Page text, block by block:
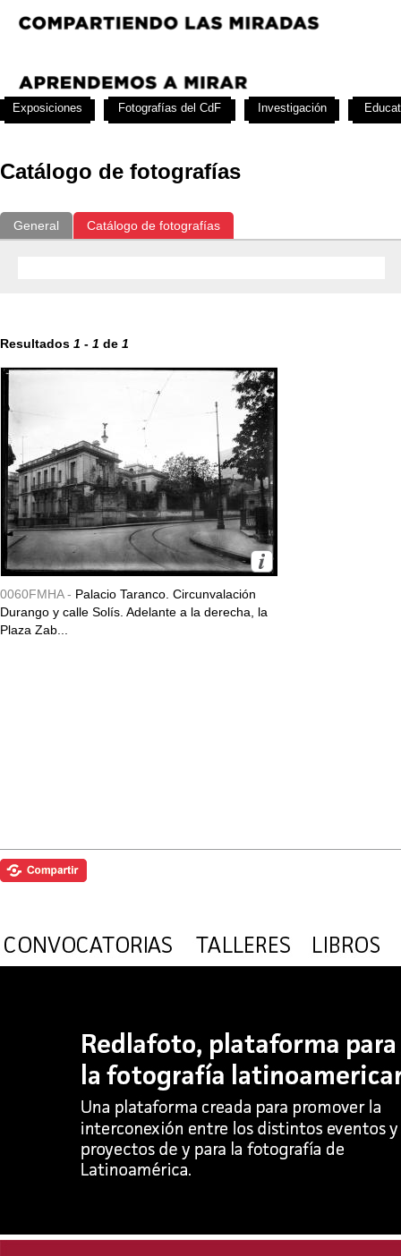
Catálogo de fotografías
General Catálogo de fotografías
Resultados 1 - 1 de 1
0060FMHA - Palacio Taranco. Circunvalación
Durango y calle Solís. Adelante a la derecha, la
Plaza Zab...
Exposiciones Fotografías del CdF Investigación